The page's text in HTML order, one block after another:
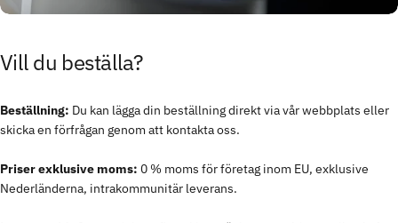
Villdu beställa?
Beställning: Du kan lägga din beställning direkt via vår webbplats eller
skicka en förfrågan genom att kontakta oss.
Priser exklusive moms: 0 % moms för företag inom EU, exklusive
Nederländerna, intrakommunitär leverans.